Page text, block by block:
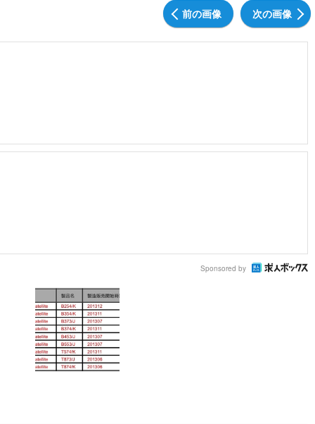
前の画像 次の画像
Sponsored by